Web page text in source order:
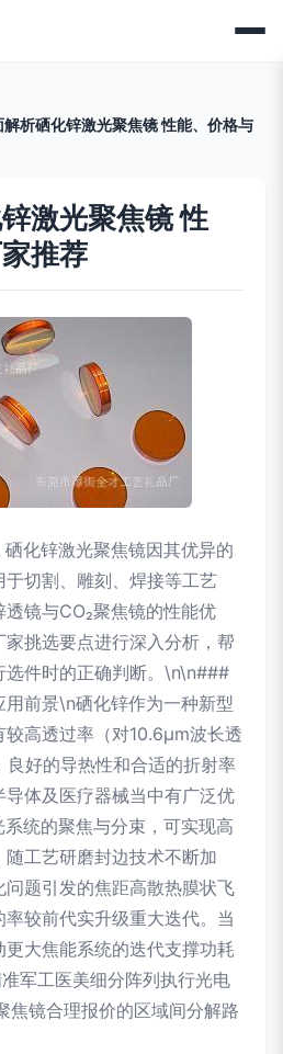
解析硒化锌激光聚焦镜 性能、价格与
激光聚焦镜 性
推荐
化锌激光聚焦镜因其优异的
切割、雕刻、焊接等工艺
镜与CO₂聚焦镜的性能优
挑选要点进行深入分析，帮
选件时的正确判断。\n\n###
前景\n硒化锌作为一种新型
高透过率（对10.6μm波长透
好的导热性和合适的折射率
体及医疗器械当中有广泛优
统的聚焦与分束，可实现高
工艺研磨封边技术不断加
题引发的焦距高散热膜状飞
较前代实升级重大迭代。当
大焦能系统的迭代支撑功耗
军工医美细分阵列执行光电
焦镜合理报价的区域间分解路